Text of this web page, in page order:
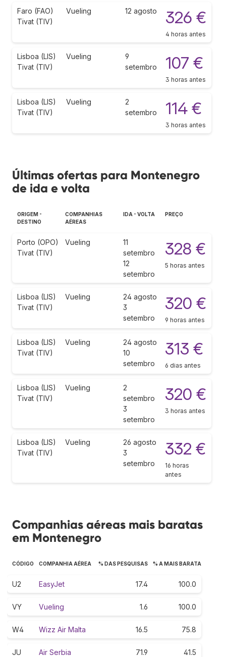
Faro (FAO)
Tivat (TIV)
Vueling 12 agosto 326 €
4 horas antes
Lisboa (LIS)
Tivat (TIV)
Vueling
9
setembro
107 €
3 horas antes
Lisboa (LIS)
Tivat (TIV)
Vueling
2
setembro
114 €
3 horas antes
Últimas ofertas para Montenegro
de ida e volta
ORIGEM -
DESTINO
COMPANHIAS
AÉREAS
IDA - VOLTA PREÇO
Porto (OPO)
Tivat (TIV)
Vueling
11
setembro
12
setembro
328 €
5 horas antes
Lisboa (LIS)
Tivat (TIV)
Vueling
24 agosto
3
setembro
320 €
9 horas antes
Lisboa (LIS)
Tivat (TIV)
Vueling
24 agosto
10
setembro
313 €
6 dias antes
Lisboa (LIS)
Tivat (TIV)
Vueling
2
setembro
3
setembro
320 €
3 horas antes
Lisboa (LIS)
Tivat (TIV)
Vueling
26 agosto
3
setembro
332 €
16 horas
antes
Companhias aéreas mais baratas
em Montenegro
CÓDIGO COMPANHIA AÉREA % DAS PESQUISAS % A MAIS BARATA
U2 EasyJet 17.4 100.0
VY Vueling 1.6 100.0
W4 Wizz Air Malta 16.5 75.8
JU Air Serbia 71.9 41.5